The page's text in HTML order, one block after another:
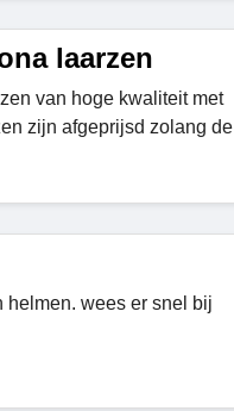
laarzen
van hoge kwaliteit met
zijn afgeprijsd zolang de
helmen. wees er snel bij